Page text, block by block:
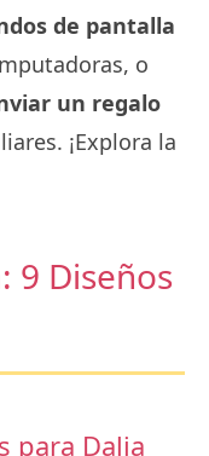
de pantalla
o
un regalo
¡Explora la
9 Diseños
para Dalia